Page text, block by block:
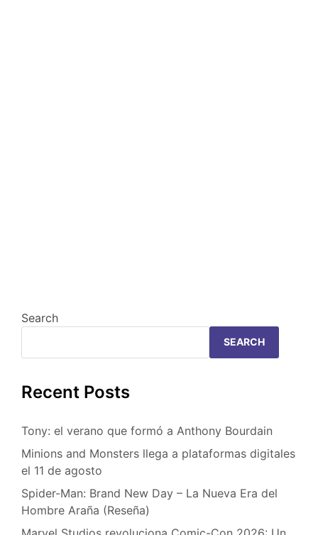
Search
SEARCH
Recent Posts
Tony: el verano que formó a Anthony Bourdain
Minions and Monsters llega a plataformas digitales
el 11 de agosto
Spider-Man: Brand New Day – La Nueva Era del
Hombre Araña (Reseña)